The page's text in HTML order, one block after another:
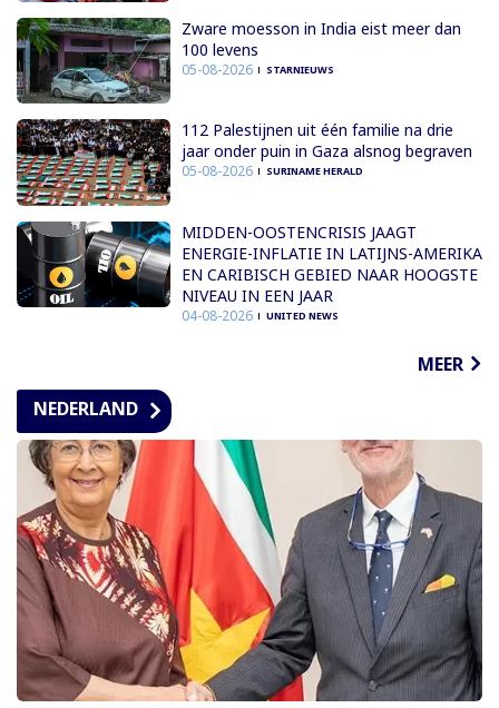
Zware moesson in India eist meer dan
100 levens
05-08-2026 STARNIEUWS
112 Palestijnen uit één familie na drie
jaar onder puin in Gaza alsnog begraven
05-08-2026 SURINAME HERALD
MIDDEN-OOSTENCRISIS JAAGT
ENERGIE-INFLATIE IN LATIJNS-AMERIKA
EN CARIBISCH GEBIED NAAR HOOGSTE
NIVEAU IN EEN JAAR
04-08-2026 UNITED NEWS
MEER
NEDERLAND